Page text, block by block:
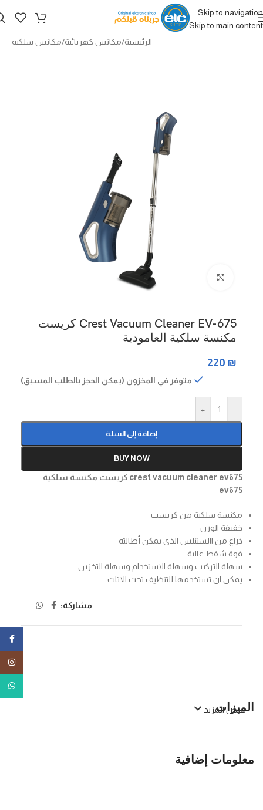
Skip to navigation
Skip to main content
الرئيسية/مكانس كهربائية/مكانس سلكيه
Click to enlarge
Crest Vacuum Cleaner EV-675 كريست
مكنسة سلكية العامودية
220 ₪
متوفر في المخزون (يمكن الحجز بالطلب المسبق)
-
+
إضافة إلى السلة
BUY NOW
crest vacuum cleaner ev675 كريست مكنسة سلكية
ev675
مكنسة سلكية من كريست
خفيفة الوزن
ذراع من االستنلس الذي يمكن أطالته
قوة شفط عالية
سهلة التركيب وسهلة الاستخدام وسهلة التخزين
يمكن ان تستخدمها للتنظيف تحت الاثاث
مشاركة:
الميزات
عرض المزيد
معلومات إضافية